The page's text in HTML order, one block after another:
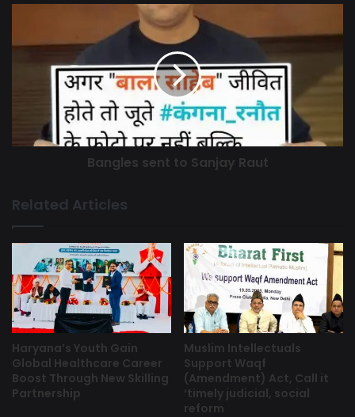
Bangles sent to Sanjay Raut
Related Articles
Haryana’s Youth Gain
Global Healthcare Career
Boost Through New Skilling
Partnership
Muslim Intellectuals
Support Waqf
(Amendment) Act, Call it
‘timely judicial, social
reform